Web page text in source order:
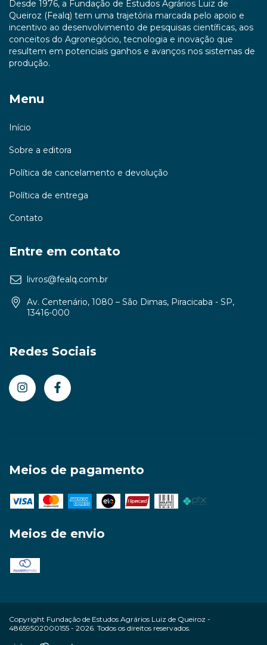
Desde 1976, a Fundação de Estudos Agrários Luiz de
Queiroz (Fealq) tem uma trajetória marcada pelo apoio e
incentivo ao desenvolvimento de pesquisas científicas, aos
conceitos do Agronegócio, tecnologia e inovação que
resultem em potenciais ganhos e avanços nos sistemas de
produção.
Menu
Início
Sobre a editora
Política de cancelamento e devolução
Política de entrega
Contato
Entre em contato
livros@fealq.com.br
Av. Centenário, 1080 – São Dimas, Piracicaba - SP,
13416-000
Redes Sociais
Meios de pagamento
Meios de envio
Copyright Fundação de Estudos Agrários Luiz de Queiroz -
48659502000155 - 2026. Todos os direitos reservados.